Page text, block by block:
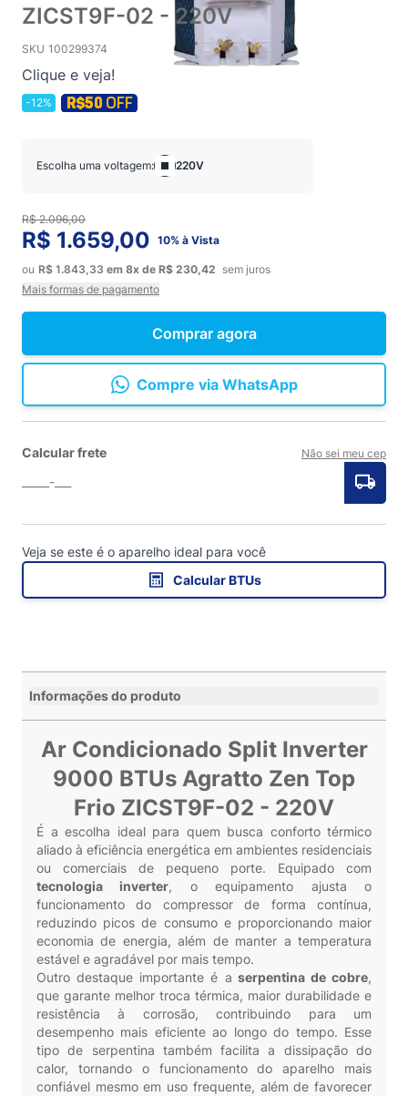
ZICST9F-02 - 220V
SKU 100299374
Clique e veja!
-12%
Comprar agora
Escolha uma voltagem: 220V
R$ 1.659,00 10% à Vista
ou R$ 1.843,33 em 8x de R$ 230,42 sem juros
Mais formas de pagamento
Compre via WhatsApp
R$ 2.096,00
Calcular frete Não sei meu cep
Veja se este é o aparelho ideal para você
Calcular BTUs
Informações do produto
Ar Condicionado Split Inverter
9000 BTUs Agratto Zen Top
Frio ZICST9F-02 - 220V
É a escolha ideal para quem busca conforto térmico
aliado à eficiência energética em ambientes residenciais
ou comerciais de pequeno porte. Equipado com
tecnologia inverter, o equipamento ajusta o
funcionamento do compressor de forma contínua,
reduzindo picos de consumo e proporcionando maior
economia de energia, além de manter a temperatura
estável e agradável por mais tempo.
Outro destaque importante é a serpentina de cobre,
que garante melhor troca térmica, maior durabilidade e
resistência à corrosão, contribuindo para um
desempenho mais eficiente ao longo do tempo. Esse
tipo de serpentina também facilita a dissipação do
calor, tornando o funcionamento do aparelho mais
confiável mesmo em uso frequente, além de favorecer